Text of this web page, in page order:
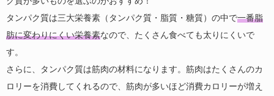
タンパク質は三大栄養素（タンパク質・脂質・糖質）の中で一番脂
肪に変わりにくい栄養素なので、たくさん食べても太りにくいで
す。
さらに、タンパク質は筋肉の材料になります。筋肉はたくさんのカ
ロリーを消費してくれるので、筋肉が多いほど消費カロリーが増え